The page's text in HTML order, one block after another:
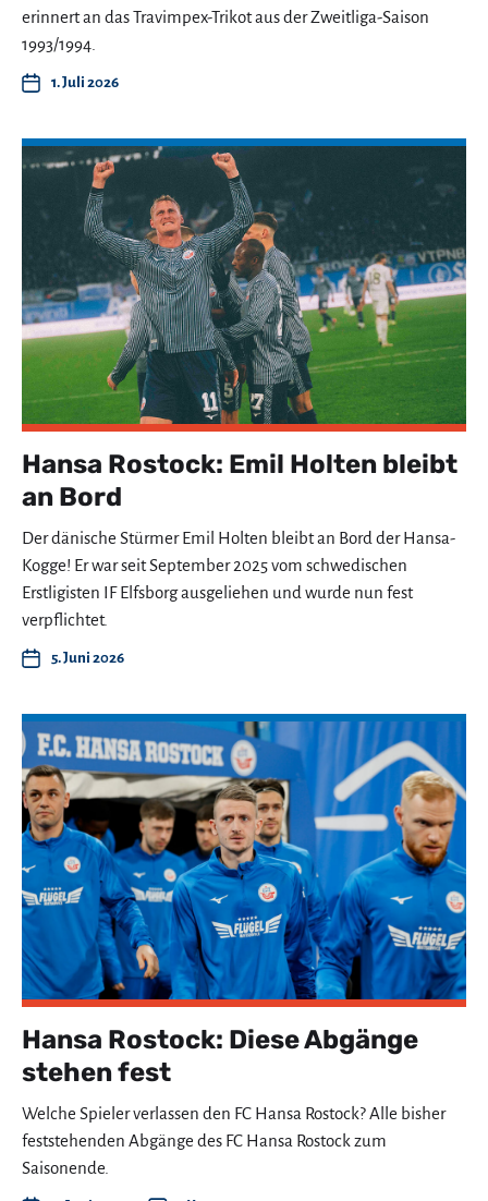
erinnert an das Travimpex-Trikot aus der Zweitliga-Saison
1993/1994.
1. Juli 2026
Hansa Rostock: Emil Holten bleibt
an Bord
Der dänische Stürmer Emil Holten bleibt an Bord der Hansa-
Kogge! Er war seit September 2025 vom schwedischen
Erstligisten IF Elfsborg ausgeliehen und wurde nun fest
verpflichtet.
5. Juni 2026
Hansa Rostock: Diese Abgänge
stehen fest
Welche Spieler verlassen den FC Hansa Rostock? Alle bisher
feststehenden Abgänge des FC Hansa Rostock zum
Saisonende.